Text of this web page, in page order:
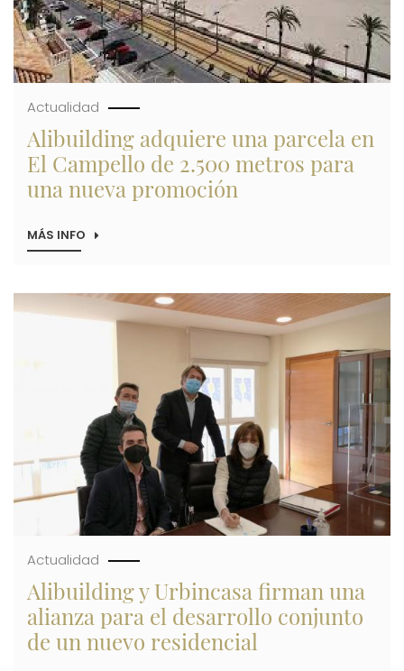
SALÓN
INMOBILIARIO
2022
Actualidad
Alibuilding adquiere una parcela en
El Campello de 2.500 metros para
una nueva promoción
MÁS INFO SOBRE
PARCELA
EL
CAMPELLO
METROS
PARA
UNA
NUEVA
PROMOCIÓN
Actualidad
Alibuilding y Urbincasa firman una
alianza para el desarrollo conjunto
de un nuevo residencial